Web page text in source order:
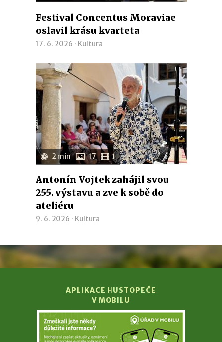
Festival Concentus Moraviae
oslavil krásu kvarteta
17. 6. 2026 · Kultura
2 min 17 1
Antonín Vojtek zahájil svou
255. výstavu a zve k sobě do
ateliéru
9. 6. 2026 · Kultura
APLIKACE HUSTOPEČE
V MOBILU